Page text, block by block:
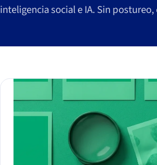
inteligencia social e IA. Sin